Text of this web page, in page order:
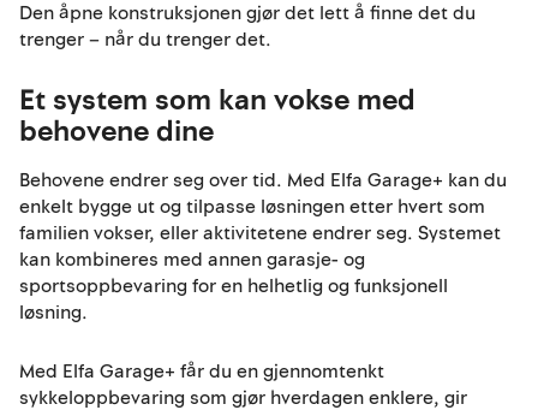
Den åpne konstruksjonen gjør det lett å finne det du
trenger – når du trenger det.
Et system som kan vokse med
behovene dine
Behovene endrer seg over tid. Med Elfa Garage+ kan du
enkelt bygge ut og tilpasse løsningen etter hvert som
familien vokser, eller aktivitetene endrer seg. Systemet
kan kombineres med annen garasje- og
sportsoppbevaring for en helhetlig og funksjonell
løsning.
Med Elfa Garage+ får du en gjennomtenkt
sykkeloppbevaring som gjør hverdagen enklere, gir